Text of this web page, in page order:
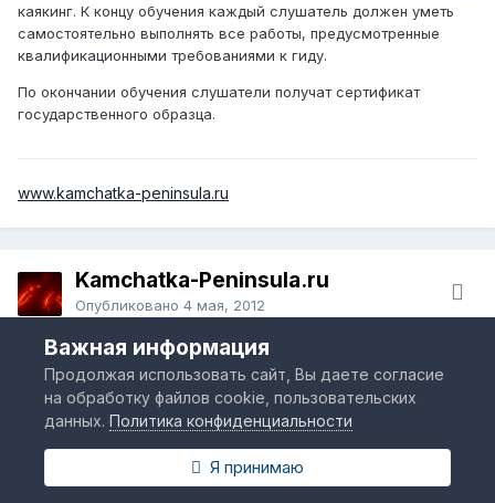
каякинг. К концу обучения каждый слушатель должен уметь
самостоятельно выполнять все работы, предусмотренные
квалификационными требованиями к гиду.
По окончании обучения слушатели получат сертификат
государственного образца.
www.kamchatka-peninsula.ru
Kamchatka-Peninsula.ru
Опубликовано 4 мая, 2012
Семинар-тренинг "Подготовка гидов-экскурсоводов для
эколого-просветительской и туристической деятельности
на особо охраняемых природных территориях Камчатского
края"
С 5 по 6 мая 2012 года в городе Петропавловске-Камчатском
в Камчатской краевой библиотеке имени С. П.
Важная информация
Продолжая использовать сайт, Вы даете согласие
на обработку файлов cookie, пользовательских
данных.Политика конфиденциальности
Я принимаю